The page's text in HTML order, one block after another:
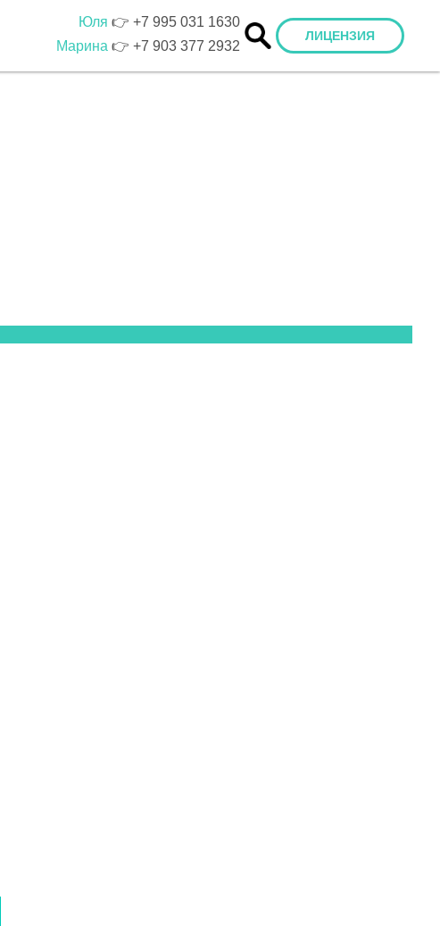
Юля 👉 +7 995 031 1630
Марина 👉 +7 903 377 2932
ЛИЦЕНЗИЯ